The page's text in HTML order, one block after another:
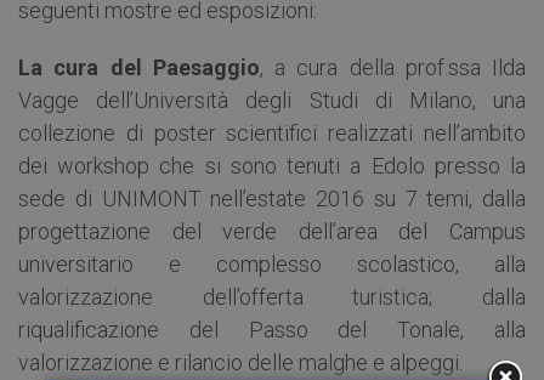
seguenti mostre ed esposizioni:
La cura del Paesaggio, a cura della prof.ssa Ilda
Vagge dell’Università degli Studi di Milano, una
collezione di poster scientifici realizzati nell’ambito
dei workshop che si sono tenuti a Edolo presso la
sede di UNIMONT nell’estate 2016 su 7 temi, dalla
progettazione del verde dell’area del Campus
universitario e complesso scolastico, alla
valorizzazione dell’offerta turistica; dalla
riqualificazione del Passo del Tonale, alla
valorizzazione e rilancio delle malghe e alpeggi.